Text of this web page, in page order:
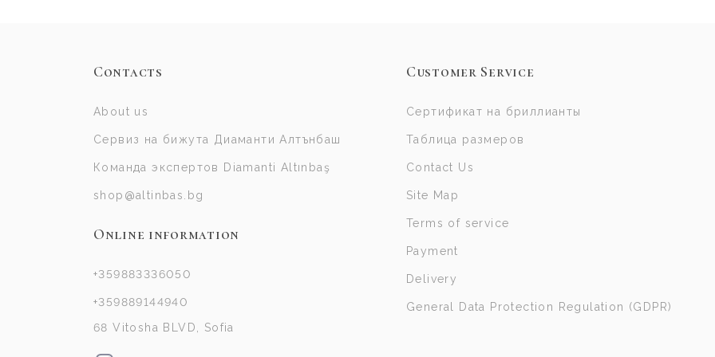
Contacts
About us
Сервиз на бижута Диаманти Алтънбаш
Команда экспертов Diamanti Altınbaş
shop@altinbas.bg
Online information
+359883336050
+359889144940
68 Vitosha BLVD, Sofia
Customer Service
Сертификат на бриллианты
Таблица размеров
Contact Us
Site Map
Terms of service
Payment
Delivery
General Data Protection Regulation (GDPR)